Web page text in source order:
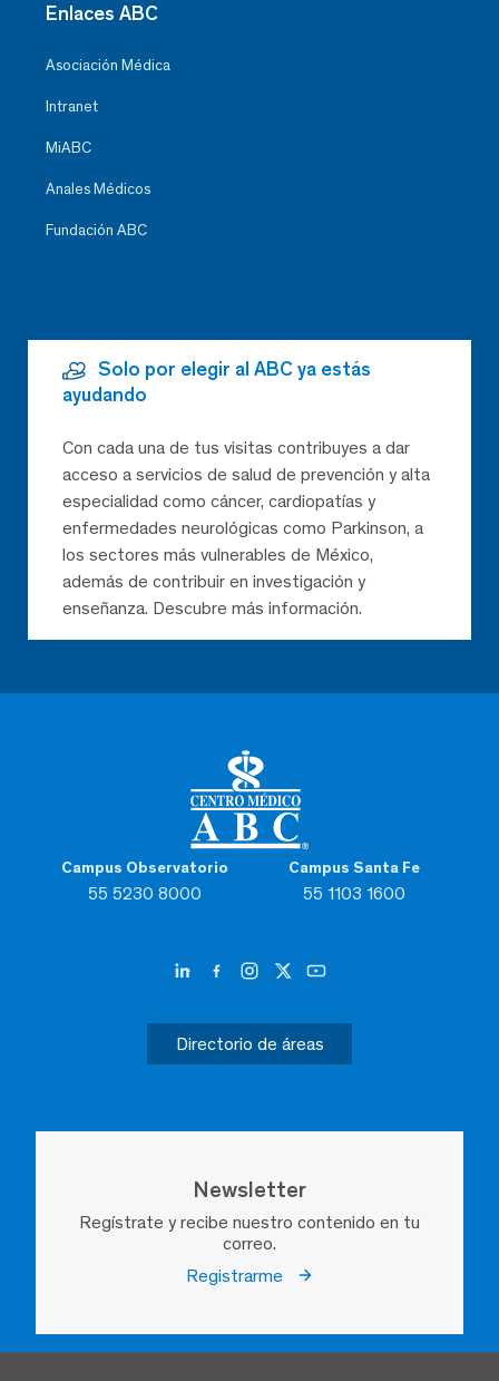
Campus Observatorio
55 5230 8000
Campus Santa Fe
55 1103 1600
Directorio de áreas
Newsletter
Regístrate y recibe nuestro contenido en tu
correo.
Registrarme
Enlaces ABC
Asociación Médica
Intranet
MiABC
Anales Médicos
Fundación ABC
Solo por elegir al ABC ya estás
ayudando
Con cada una de tus visitas contribuyes a dar
acceso a servicios de salud de prevención y alta
especialidad como cáncer, cardiopatías y
enfermedades neurológicas como Parkinson, a
los sectores más vulnerables de México,
además de contribuir en investigación y
enseñanza. Descubre más información.